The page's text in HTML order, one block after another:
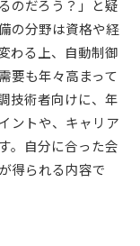
のだろう？」と疑
の分野は資格や経
わる上、自動制御
要も年々高まって
技術者向けに、年
ントや、キャリア
。自分に合った会
得られる内容で